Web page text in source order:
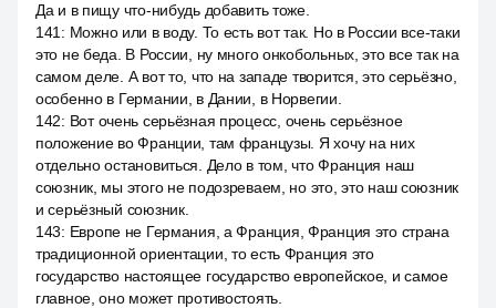
Да и в пищу что-нибудь добавить тоже.
141 : Можно или в воду. То есть вот так. Но в России все-таки
это не беда. В России, ну много онкобольных, это все так на
самом деле. А вот то, что на западе творится, это серьёзно,
особенно в Германии, в Дании, в Норвегии.
142: Вот очень серьёзная процесс, очень серьёзное
положение во Франции, там французы. Я хочу на них
отдельно остановиться. Дело в том, что Франция наш
союзник, мы этого не подозреваем, но это, это наш союзник
и серьёзный союзник.
143: Европе не Германия, а Франция, Франция это страна
традиционной ориентации, то есть Франция это
государство настоящее государство европейское, и самое
главное, оно может противостоять.